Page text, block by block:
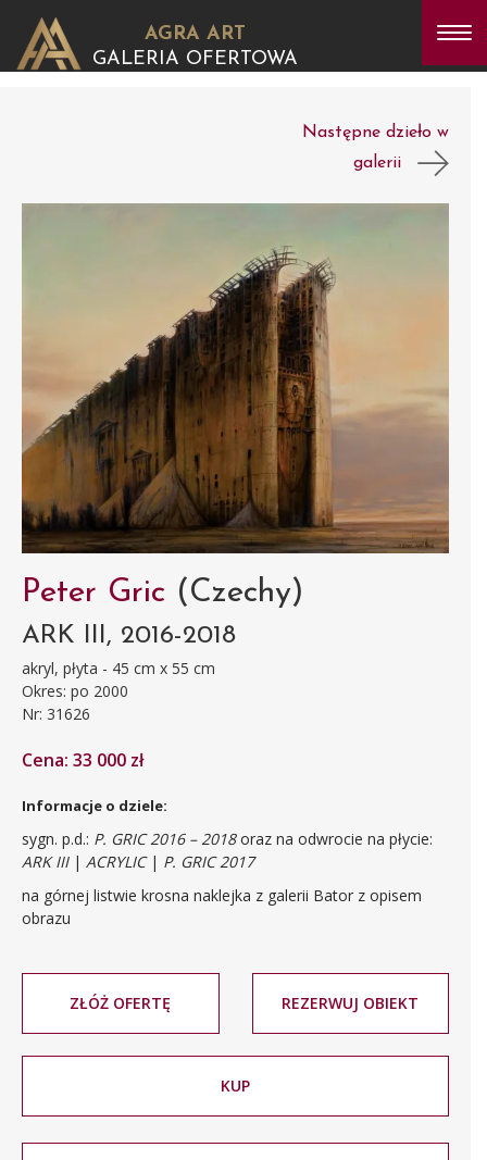
AGRA ART
GALERIA OFERTOWA
Następne dzieło w
galerii
Peter Gric (Czechy)
ARK III, 2016-2018
akryl, płyta - 45 cm x 55 cm
Okres: po 2000
Nr: 31626
Cena: 33 000 zł
Informacje o dziele:
sygn. p.d.: P. GRIC 2016 – 2018oraz na odwrocie na płycie:
ARK III | ACRYLIC| P. GRIC 2017
na górnej listwie krosna naklejka z galerii Bator z opisem
obrazu
ZŁÓŻ OFERTĘ REZERWUJ OBIEKT
KUP